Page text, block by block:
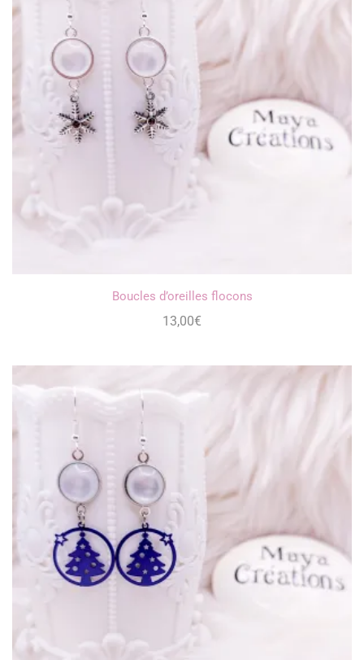
Boucles d’oreilles flocons
13,00€